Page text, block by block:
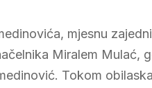
mjesnu
Miralem Mulać,
Tokom